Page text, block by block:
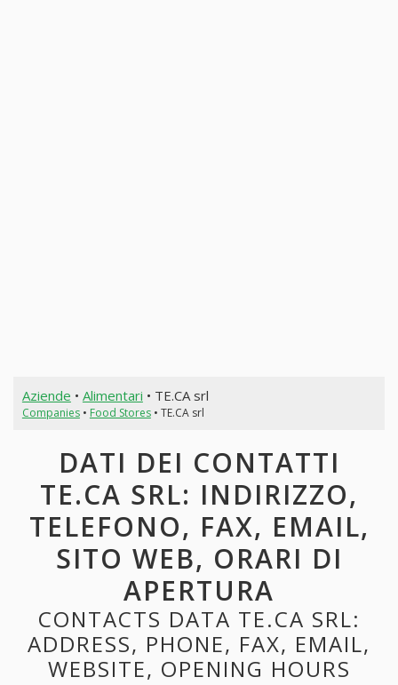
Aziende • Alimentari • TE.CA srl
Companies• Food Stores• TE.CA srl
DATI DEI CONTATTI
TE.CA SRL: INDIRIZZO,
TELEFONO, FAX, EMAIL,
SITO WEB, ORARI DI
APERTURA
CONTACTS DATA TE.CA SRL:
ADDRESS, PHONE, FAX, EMAIL,
WEBSITE, OPENING HOURS